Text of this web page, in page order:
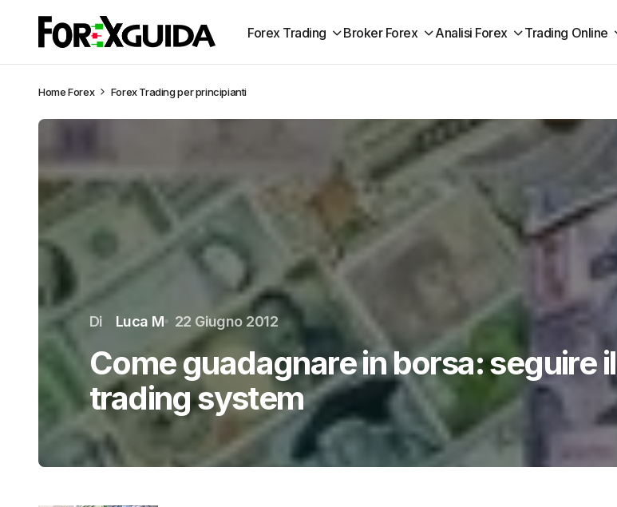
Forex Trading Broker Forex Analisi Forex Trading Online
HomeForex Forex Trading per principianti
Di Luca M 22 Giugno 2012
Come guadagnare in borsa: seguire il
trading system